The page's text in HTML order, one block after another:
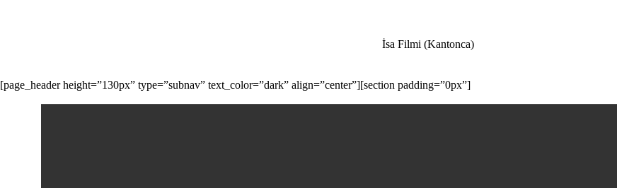
İsa Filmi (Kantonca)
[page_header height=”130px” type=”subnav” text_color=”dark” align=”center”][section padding=”0px”]